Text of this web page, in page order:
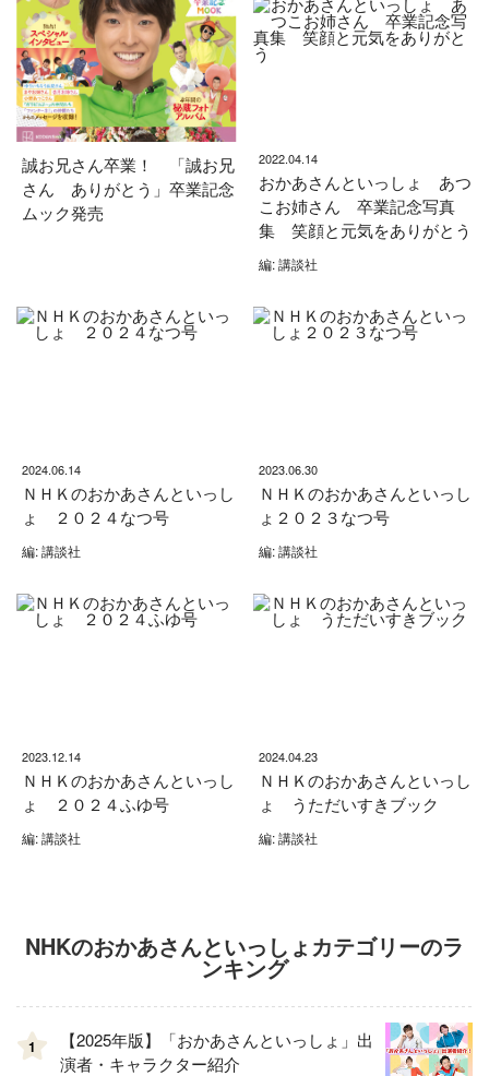
誠お兄さん卒業！ 「誠お兄
さん ありがとう」卒業記念
ムック発売
2022.04.14
おかあさんといっしょ あつ
こお姉さん 卒業記念写真
集 笑顔と元気をありがとう
編: 講談社
2024.06.14
ＮＨＫのおかあさんといっし
ょ ２０２４なつ号
編: 講談社
2023.06.30
ＮＨＫのおかあさんといっし
ょ２０２３なつ号
編: 講談社
2023.12.14
ＮＨＫのおかあさんといっし
ょ ２０２４ふゆ号
編: 講談社
2024.04.23
ＮＨＫのおかあさんといっし
ょ うただいすきブック
編: 講談社
NHKのおかあさんといっしょカテゴリーのラ
ンキング
1
【2025年版】「おかあさんといっしょ」出
演者・キャラクター紹介